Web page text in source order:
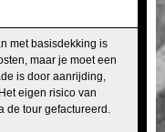
met basisdekking is
maar je moet een
is door aanrijding,
eigen risico van
de tour gefactureerd.